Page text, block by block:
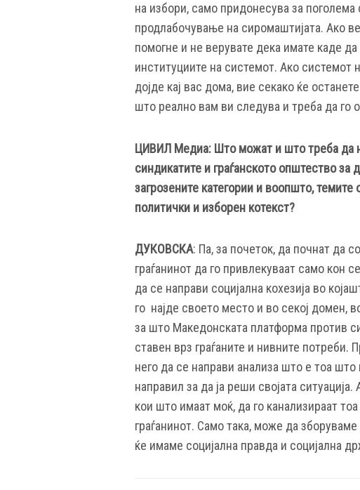
на избори, само придонесува за
продлабочување на сиромаштијата. Ако
помогне и не верувате дека имате каде
институциите на системот. Ако системот
дојде кај вас дома, вие секако ќе
што реално вам ви следува и треба да го
ЦИВИЛ Медиа: Што можат и што треба да
синдикатите и граѓанското општество за
загрозените категории и воопшто, темите
политички и изборен котекст?
ДУКОВСКА: Па, за почеток, да почнат да
граѓанинот да го привлекуваат само кон
да се направи социјална кохезија во
го најде своето место и во секој домен,
за што Македонската платформа против
ставен врз граѓаните и нивните потреби.
него да се направи анализа што е тоа
направил за да ја реши својата
кои што имаат моќ, да го канализираат
граѓанинот. Само така, може да
ќе имаме социјална правда и социјална